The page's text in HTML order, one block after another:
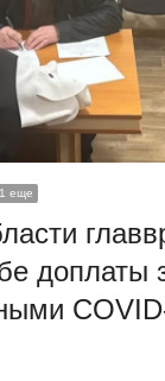
еще
доплаты